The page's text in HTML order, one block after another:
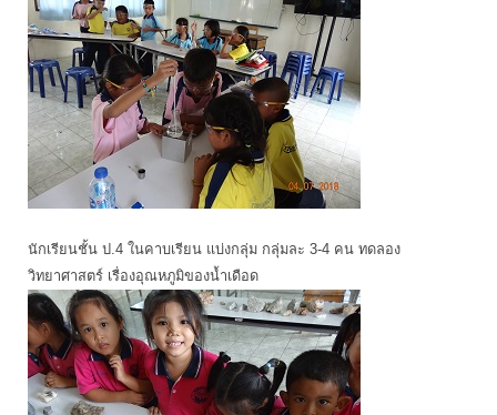
นักเรียนชั้น ป.4 ในคาบเรียน แบ่งกลุ่ม กลุ่มละ 3-4 คน ทดลอง
วิทยาศาสตร์ เรื่องอุณหภูมิของน้ำเดือด